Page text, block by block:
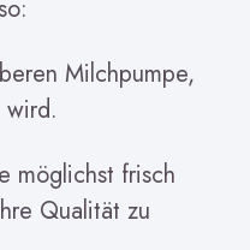
Milchpumpe,
möglichst frisch
Qualität zu